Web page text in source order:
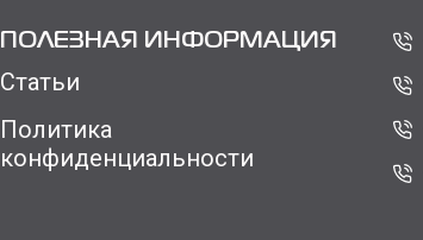
ПОЛЕЗНАЯ ИНФОРМАЦИЯ
Статьи
Политика
конфиденциальности